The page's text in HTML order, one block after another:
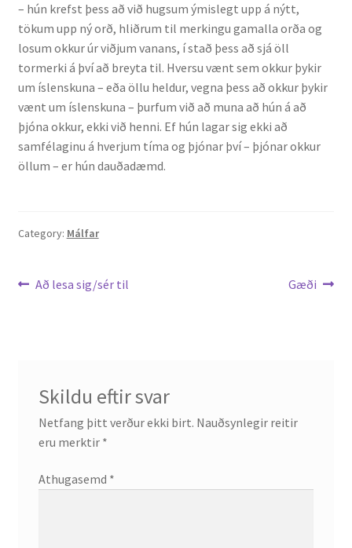
– hún krefst þess að við hugsum ýmislegt upp á nýtt,
tökum upp ný orð, hliðrum til merkingu gamalla orða og
losum okkur úr viðjum vanans, í stað þess að sjá öll
tormerki á því að breyta til. Hversu vænt sem okkur þykir
um íslenskuna – eða öllu heldur, vegna þess að okkur þykir
vænt um íslenskuna – þurfum við að muna að hún á að
þjóna okkur, ekki við henni. Ef hún lagar sig ekki að
samfélaginu á hverjum tíma og þjónar því – þjónar okkur
öllum – er hún dauðadæmd.
Category: Málfar
Leiðarkerfi
Previous
Að lesa sig/sér til
Next
Gæði
Skildu eftir svar
Netfang þitt verður ekki birt. Nauðsynlegir reitir
eru merktir *
Athugasemd *